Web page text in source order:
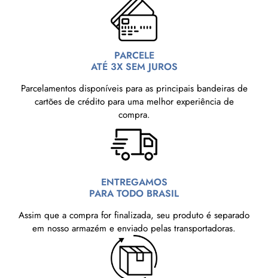
PARCELE
ATÉ 3X SEM JUROS
Parcelamentos disponíveis para as principais bandeiras de
cartões de crédito para uma melhor experiência de
compra.
ENTREGAMOS
PARA TODO BRASIL
Assim que a compra for finalizada, seu produto é separado
em nosso armazém e enviado pelas transportadoras.